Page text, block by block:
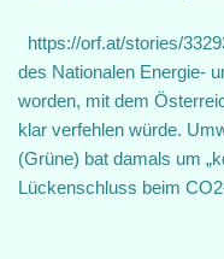
https://orf.at/stories/
des Nationalen Energie-
worden, mit dem
klar verfehlen würde.
(Grüne) bat damals um
Lückenschluss beim